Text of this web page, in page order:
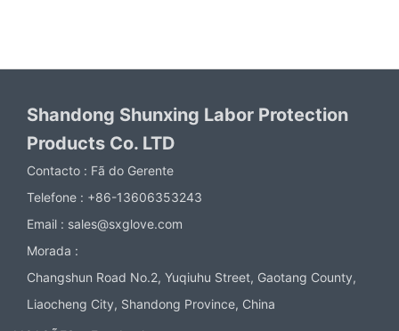
Shandong Shunxing Labor Protection
Products Co. LTD
Contacto : Fã do Gerente
Telefone : +86-13606353243
Email : sales@sxglove.com
Morada :
Changshun Road No.2, Yuqiuhu Street, Gaotang County,
Liaocheng City, Shandong Province, China